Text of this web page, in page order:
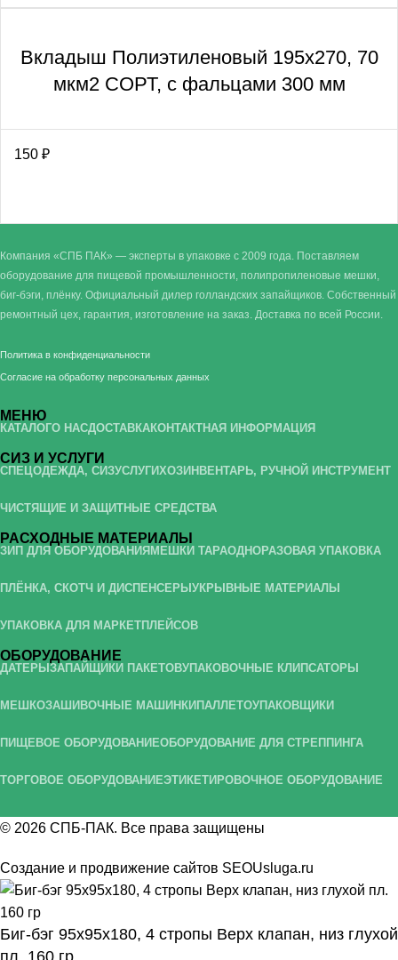
Вкладыш Полиэтиленовый 195х270, 70
мкм2 СОРТ, с фальцами 300 мм
150 ₽
Компания «СПБ ПАК» — эксперты в упаковке с 2009 года. Поставляем
оборудование для пищевой промышленности, полипропиленовые мешки,
биг-бэги, плёнку. Официальный дилер голландских запайщиков. Собственный
ремонтный цех, гарантия, изготовление на заказ. Доставка по всей России.
Политика в конфиденциальности
Согласие на обработку персональных данных
МЕНЮ
КАТАЛОГО НАСДОСТАВКАКОНТАКТНАЯ ИНФОРМАЦИЯ
СИЗ И УСЛУГИ
СПЕЦОДЕЖДА, СИЗУСЛУГИХОЗИНВЕНТАРЬ, РУЧНОЙ ИНСТРУМЕНТ
ЧИСТЯЩИЕ И ЗАЩИТНЫЕ СРЕДСТВА
РАСХОДНЫЕ МАТЕРИАЛЫ
ЗИП ДЛЯ ОБОРУДОВАНИЯ МЕШКИ ТАРАОДНОРАЗОВАЯ УПАКОВКА
ПЛЁНКА, СКОТЧ И ДИСПЕНСЕРЫ УКРЫВНЫЕ МАТЕРИАЛЫ
УПАКОВКА ДЛЯ МАРКЕТПЛЕЙСОВ
ОБОРУДОВАНИЕ
ДАТЕРЫ ЗАПАЙЩИКИ ПАКЕТОВУПАКОВОЧНЫЕ КЛИПСАТОРЫ
МЕШКОЗАШИВОЧНЫЕ МАШИНКИ ПАЛЛЕТОУПАКОВЩИКИ
ПИЩЕВОЕ ОБОРУДОВАНИЕОБОРУДОВАНИЕ ДЛЯ СТРЕППИНГА
ТОРГОВОЕ ОБОРУДОВАНИЕЭТИКЕТИРОВОЧНОЕ ОБОРУДОВАНИЕ
© 2026 СПБ-ПАК. Все права защищены
Создание и продвижение сайтов SEOUsluga.ru
Биг-бэг 95х95х180, 4 стропы Верх клапан, низ глухой
пл. 160 гр